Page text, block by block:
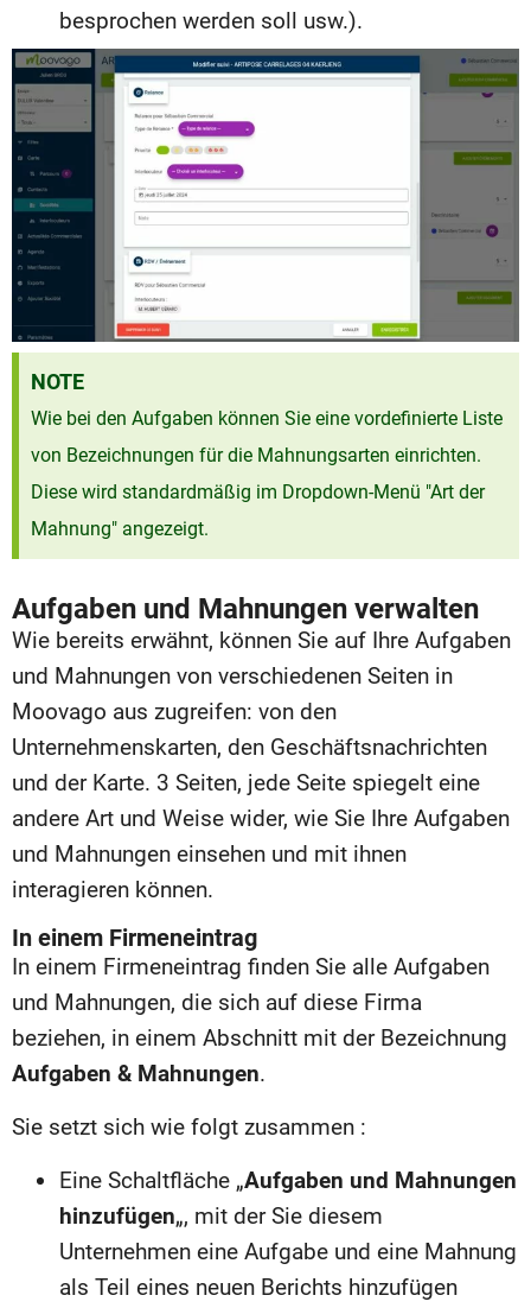
besprochen werden soll usw.).
NOTE
Wie bei den Aufgaben können Sie eine vordefinierte Liste
von Bezeichnungen für die Mahnungsarten einrichten.
Diese wird standardmäßig im Dropdown-Menü "Art der
Mahnung" angezeigt.
Aufgaben und Mahnungen verwalten
Wie bereits erwähnt, können Sie auf Ihre Aufgaben
und Mahnungen von verschiedenen Seiten in
Moovago aus zugreifen: von den
Unternehmenskarten, den Geschäftsnachrichten
und der Karte. 3 Seiten, jede Seite spiegelt eine
andere Art und Weise wider, wie Sie Ihre Aufgaben
und Mahnungen einsehen und mit ihnen
interagieren können.
In einem Firmeneintrag
In einem Firmeneintrag finden Sie alle Aufgaben
und Mahnungen, die sich auf diese Firma
beziehen, in einem Abschnitt mit der Bezeichnung
Aufgaben & Mahnungen.
Sie setzt sich wie folgt zusammen :
Eine Schaltfläche „Aufgaben und Mahnungen
hinzufügen„, mit der Sie diesem
Unternehmen eine Aufgabe und eine Mahnung
als Teil eines neuen Berichts hinzufügen